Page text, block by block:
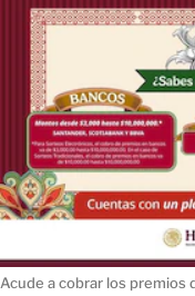
Acude a cobrar los premios